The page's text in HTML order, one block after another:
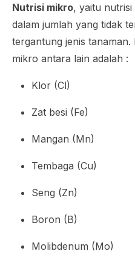
Nutrisi mikro, yaitu
dalam jumlah yang tidak
tergantung jenis
mikro antara lain adalah :
Klor (Cl)
Zat besi (Fe)
Mangan (Mn)
Tembaga (Cu)
Seng (Zn)
Boron (B)
Molibdenum (Mo)